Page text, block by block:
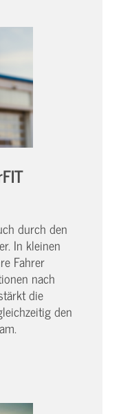
durch den
In kleinen
Fahrer
nach
die
den